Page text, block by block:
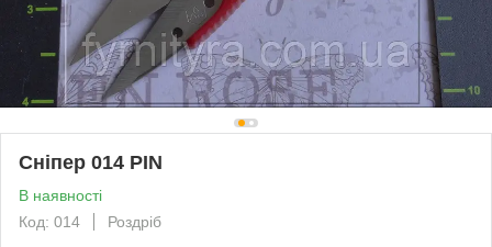
Сніпер 014 PIN
В наявності
Код: 014
Роздріб